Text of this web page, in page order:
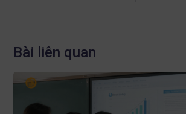
Bài liên quan